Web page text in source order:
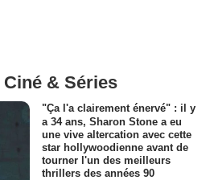
& Séries
"Ça l'a clairement énervé" : il y
a 34 ans, Sharon Stone a eu
une vive altercation avec cette
star hollywoodienne avant de
tourner l'un des meilleurs
thrillers des années 90